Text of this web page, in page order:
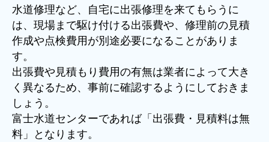
水道修理など、自宅に出張修理を来てもらうに
は、現場まで駆け付ける出張費や、修理前の見積
作成や点検費用が別途必要になることがありま
す。
出張費や見積もり費用の有無は業者によって大き
く異なるため、事前に確認するようにしておきま
しょう。
富士水道センターであれば「出張費・見積料は無
料」となります。